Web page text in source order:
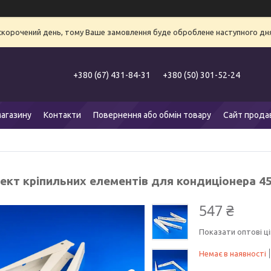
день, тому Ваше замовлення буде оброблене наступного
+380 (67) 431-84-31 +380 (50) 301-52-24
Контакти Повернення або обмін товару Сайт
кріпильних елементів для кондиціонера
547 ₴
Показати оптові
Немає в наявності